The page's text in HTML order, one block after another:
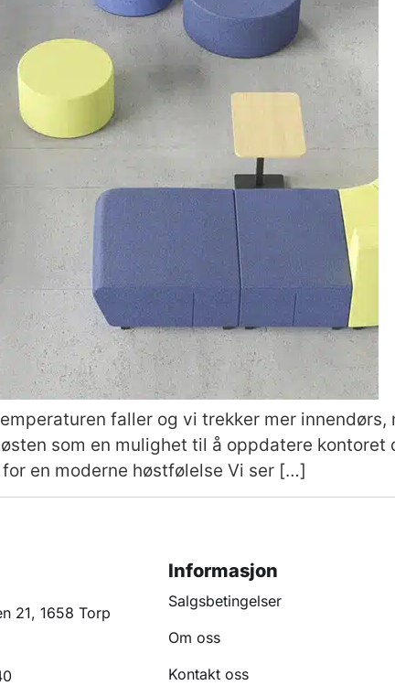
faller og vi trekker mer
som en mulighet til å oppdatere
en moderne høstfølelse Vi ser […]
21, 1658 Torp
Informasjon
Salgsbetingelser
Om oss
Kontakt oss